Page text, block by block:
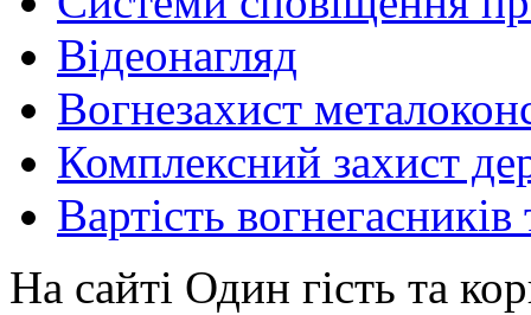
Відеонагляд
Вогнезахист
Комплексний захист
Вартість
На сайті Один гість та